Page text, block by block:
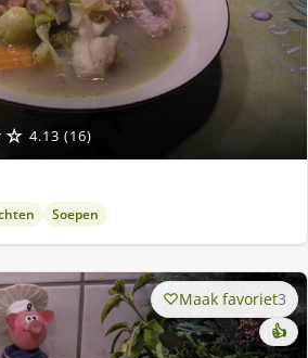
4.13 (16)
Soepen
Maak favoriet3
👍